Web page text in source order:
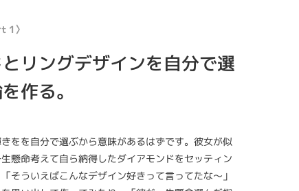
できる婚約指輪。最短3日で本物のダイアモンドでプ
ます。
1〉
リングデザインを自分で選
作る。
をを自分で選ぶから意味があるはずです。彼女が似
懸命考えて自ら納得したダイアモンドをセッティン
そういえばこんなデザイン好きって言ってたな～」